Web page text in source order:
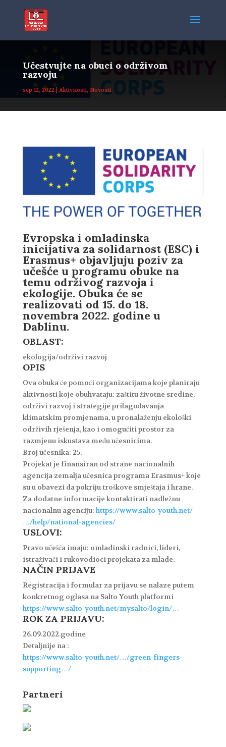
Učestvujte na obuci o održivom
razvoju
sep 12, 2022| Aktivnosti, Novosti
Evropska i omladinska
inicijativa za solidarnost (ESC) i
Erasmus+ objavljuju poziv za
učešće u programu obuke na
temu održivog razvoja i
ekologije. Obuka će se
realizovati od 15. do 18.
novembra 2022. godine u
Dablinu.
OBLAST:
ekologija/održivi razvoj
OPIS
Ova obuka će pomoći organizacijama koje planiraju
aktivnosti koje obuhvataju: zaštitu životne sredine,
održivi razvoj i strategije prilagođavanja
klimatskim promjenama, u pronalaženju ekološki
održivih rješenja, kao i omogućiti prostor za
razmjenu iskustava među učesnicima.
Broj učesnika: 25.
Projekat je finansiran od strane nacionalnih
agencija zemalja učesnica programa Erasmus+ koje
su u obavezi da pokriju troškove smještaja i hrane.
Za dodatne informacije kontaktirati nadležnu
nacionalnu agenciju:https://www.salto-youth.net/
…/help/national-agencies/
USLOVI:
Pravo učešća imaju: omladinski radnici, lideri,
istraživači i rukovodioci projekata za mlade.
NAČIN PRIJAVE
Registracija i formular za prijavu se nalaze putem
konkretnog oglasa na Salto Youth platformi
https://www.salto-youth.net/mysalto/login/…
ROK ZA PRIJAVU:
26.09.2022.godine
Detaljnije na :
https://www.salto-youth.net/…/green-fingers-
supporting…/
Partneri